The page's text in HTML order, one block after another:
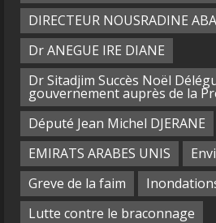
DIRECTEUR NOUSRADINE
Dr ANEGUE IRE DIANE
Dr Sitadjim Succès Noël
gouvernement auprès de la
Député Jean Michel DJERANE
EMIRATS ARABES UNIS
Greve de la faim
Lutte contre le braconnage